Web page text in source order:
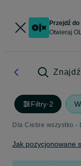
Przejdź
Otwieraj
Filtry·2
Dla Ciebie wszystko -
Jak pozycjonowane